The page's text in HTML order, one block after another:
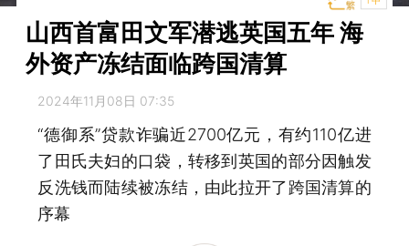
山西首富田文军潜逃英国五年 海
外资产冻结面临跨国清算
2024年11月08日 07:35
“德御系”贷款诈骗近2700亿元，有约110亿进
了田氏夫妇的口袋，转移到英国的部分因触发
反洗钱而陆续被冻结，由此拉开了跨国清算的
序幕